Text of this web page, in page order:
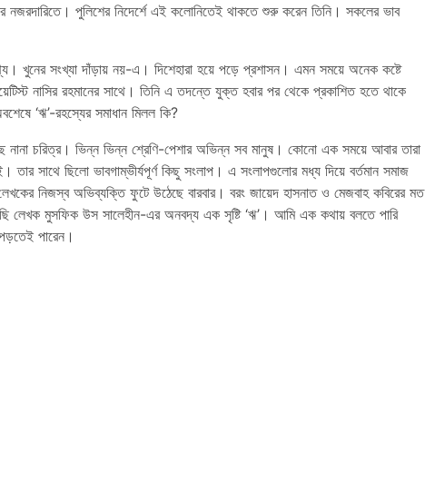
নজরদারিতে। পুলিশের নিদের্শে এই কলোনিতেই থাকতে শুরু করেন তিনি। সকলের ভাব
খুনের সংখ্যা দাঁড়ায় নয়-এ। দিশেহারা হয়ে পড়ে প্রশাসন। এমন সময়ে অনেক কষ্টে
নাসির রহমানের সাথে। তিনি এ তদন্তে যুক্ত হবার পর থেকে প্রকাশিত হতে থাকে
‘ঋ’-রহস্যের সমাধান মিলল কি?
চরিত্র। ভিন্ন ভিন্ন শ্রেণি-পেশার অভিন্ন সব মানুষ। কোনো এক সময়ে আবার তারা
সাথে ছিলো ভাবগাম্ভীর্যপূর্ণ কিছু সংলাপ। এ সংলাপগুলোর মধ্য দিয়ে বর্তমান সমাজ
নিজস্ব অভিব্যক্তি ফুটে উঠেছে বারবার। বরং জায়েদ হাসনাত ও মেজবাহ কবিরের মত
লেখক মুসফিক উস সালেহীন-এর অনবদ্য এক সৃষ্টি ‘ঋ’। আমি এক কথায় বলতে পারি
পারেন।